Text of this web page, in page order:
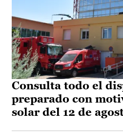
Consulta todo el
preparado con
solar del 12 de